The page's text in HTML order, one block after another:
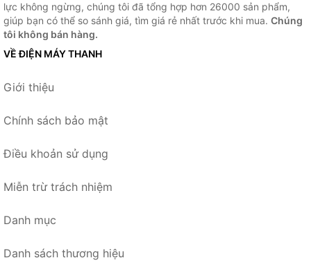
lực không ngừng, chúng tôi đã tổng hợp hơn 26000 sản phẩm,
giúp bạn có thể so sánh giá, tìm giá rẻ nhất trước khi mua. Chúng
tôi không bán hàng.
VỀ ĐIỆN MÁY THANH
Giới thiệu
Chính sách bảo mật
Điều khoản sử dụng
Miễn trừ trách nhiệm
Danh mục
Danh sách thương hiệu